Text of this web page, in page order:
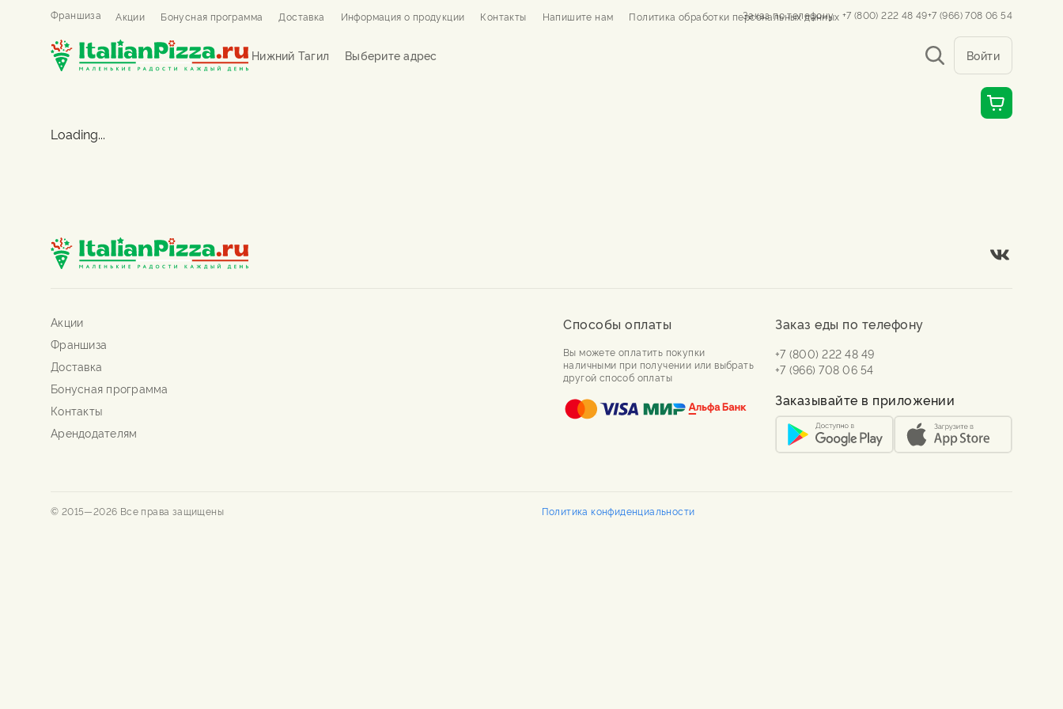
Франшиза Акции Бонусная программа Доставка Информация о продукции Контакты Напишите нам Политика обработки персональных данных
Заказ по телефону +7 (800) 222 48 49+7 (966) 708 06 54
Нижний Тагил Выберите адрес Войти
Loading...
Акции
Франшиза
Доставка
Бонусная программа
Контакты
Арендодателям
Способы оплаты
Вы можете оплатить покупки
наличными при получении или выбрать
другой способ оплаты
Заказ еды по телефону
+7 (800) 222 48 49
+7 (966) 708 06 54
Заказывайте в приложении
© 2015—2026 Все права защищены Политика конфиденциальности